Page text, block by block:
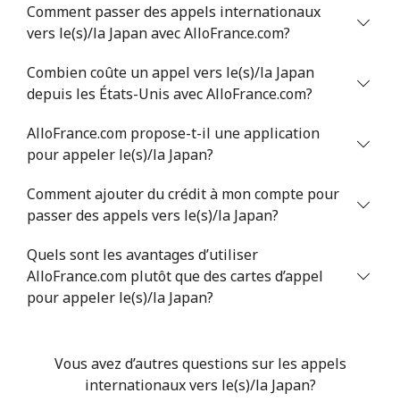
Comment passer des appels internationaux
vers le(s)/la Japan avec AlloFrance.com?
Combien coûte un appel vers le(s)/la Japan
depuis les États-Unis avec AlloFrance.com?
AlloFrance.com propose-t-il une application
pour appeler le(s)/la Japan?
Comment ajouter du crédit à mon compte pour
passer des appels vers le(s)/la Japan?
Quels sont les avantages d’utiliser
AlloFrance.com plutôt que des cartes d’appel
pour appeler le(s)/la Japan?
Vous avez d’autres questions sur les appels
internationaux vers le(s)/la Japan?